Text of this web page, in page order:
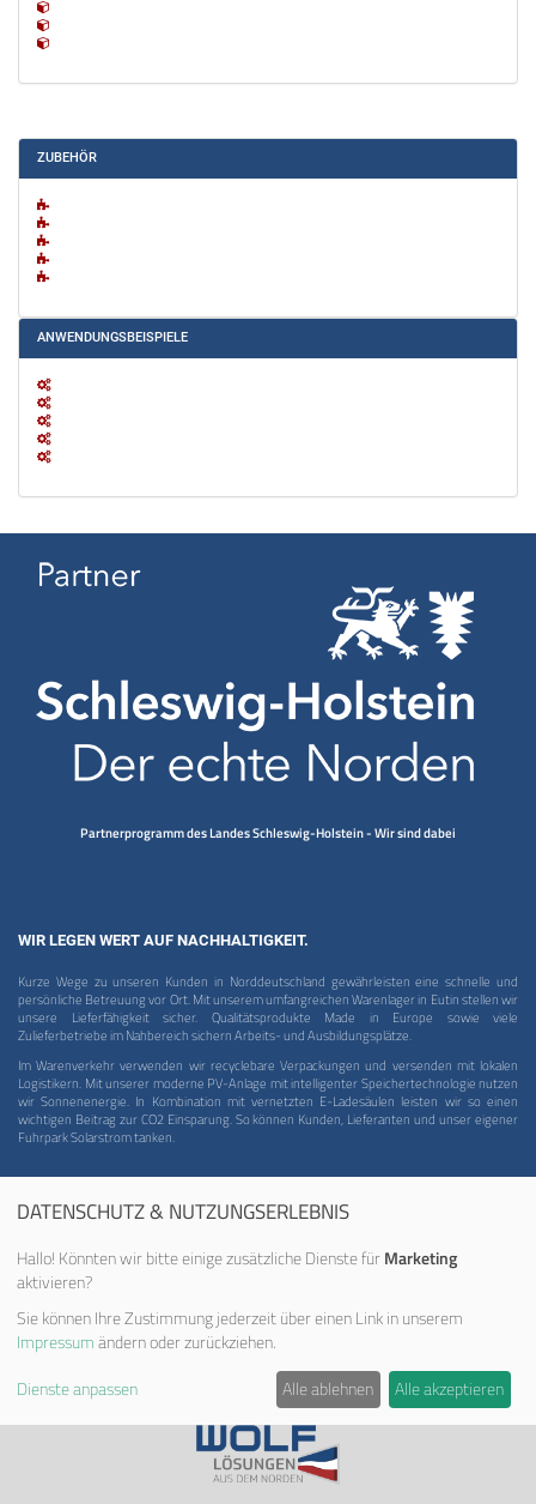
ZUBEHÖR
ANWENDUNGSBEISPIELE
Partnerprogramm des Landes Schleswig-Holstein - Wir sind dabei
WIR LEGEN WERT AUF NACHHALTIGKEIT.
Kurze Wege zu unseren Kunden in Norddeutschland gewährleisten eine schnelle und
persönliche Betreuung vor Ort. Mit unserem umfangreichen Warenlager in Eutin stellen wir
unsere Lieferfähigkeit sicher. Qualitätsprodukte Made in Europe sowie viele
Zulieferbetriebe im Nahbereich sichern Arbeits- und Ausbildungsplätze.
Im Warenverkehr verwenden wir recyclebare Verpackungen und versenden mit lokalen
Logistikern. Mit unserer moderne PV-Anlage mit intelligenter Speichertechnologie nutzen
wir Sonnenenergie. In Kombination mit vernetzten E-Ladesäulen leisten wir so einen
wichtigen Beitrag zur CO2 Einsparung. So können Kunden, Lieferanten und unser eigener
Fuhrpark Solarstrom tanken.
Albert-Einstein-Straße 12
D - 23701 Eutin
Tel. 04521-79677-0
info@wolf-eutin.de
DATENSCHUTZ & NUTZUNGSERLEBNIS
Hallo! Könnten wir bitte einige zusätzliche Dienste fürMarketing
aktivieren?
Sie können Ihre Zustimmung jederzeit über einen Link in unserem
Impressumändern oder zurückziehen.
Dienste anpassen
Alle ablehnen Alle akzeptieren